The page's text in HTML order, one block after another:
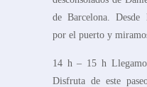
de Barcelona. Desde
por el puerto y
14 h – 15 h
Disfruta de este